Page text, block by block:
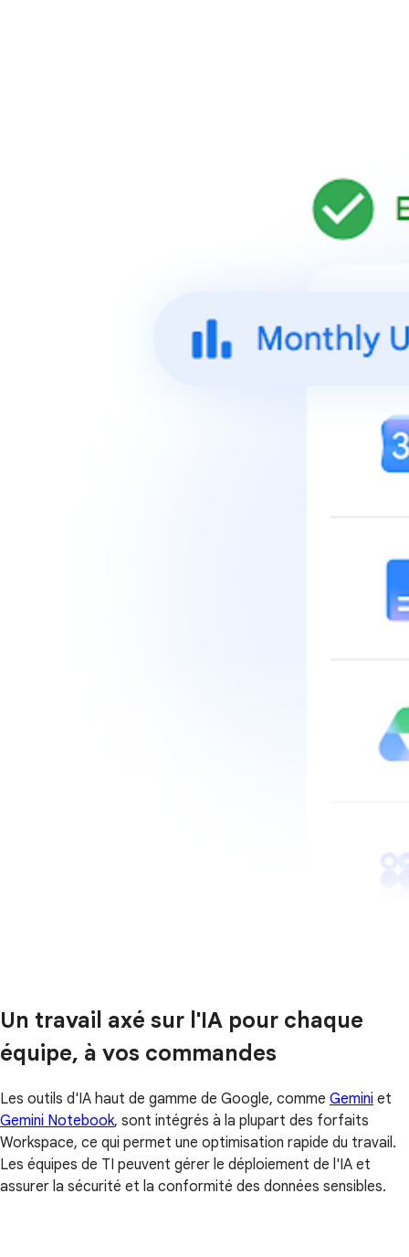
Un travail axé sur l'IA pour chaque
équipe, à vos commandes
Les outils d'IA haut de gamme de Google, comme Gemini et
Gemini Notebook, sont intégrés à la plupart des forfaits
Workspace, ce qui permet une optimisation rapide du travail.
Les équipes de TI peuvent gérer le déploiement de l'IA et
assurer la sécurité et la conformité des données sensibles.